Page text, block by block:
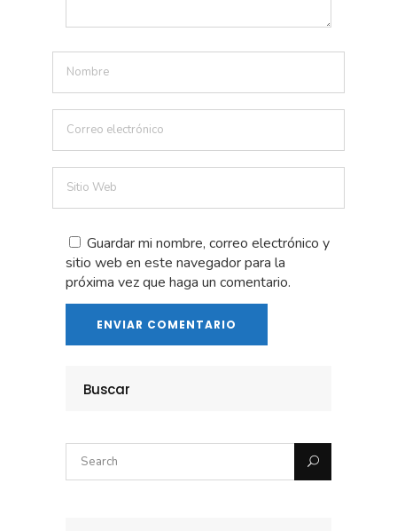
Guardar mi nombre, correo electrónico y
sitio web en este navegador para la
próxima vez que haga un comentario.
Buscar